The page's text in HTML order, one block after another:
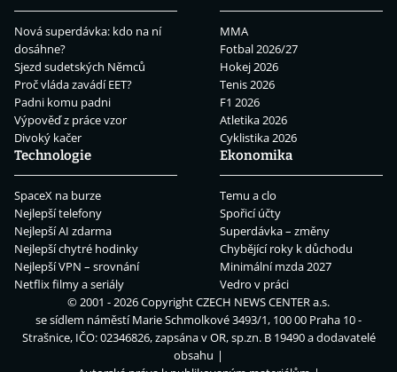
Nová superdávka: kdo na ní
dosáhne?
Sjezd sudetských Němců
Proč vláda zavádí EET?
Padni komu padni
Výpověď z práce vzor
Divoký kačer
MMA
Fotbal 2026/27
Hokej 2026
Tenis 2026
F1 2026
Atletika 2026
Cyklistika 2026
Technologie
SpaceX na burze
Nejlepší telefony
Nejlepší AI zdarma
Nejlepší chytré hodinky
Nejlepší VPN – srovnání
Netflix filmy a seriály
Ekonomika
Temu a clo
Spořicí účty
Superdávka – změny
Chybějící roky k důchodu
Minimální mzda 2027
Vedro v práci
© 2001 - 2026 CopyrightCZECH NEWS CENTER a.s.
se sídlem náměstí Marie Schmolkové 3493/1, 100 00 Praha 10 -
Strašnice, IČO: 02346826, zapsána v OR, sp.zn. B 19490 a dodavatelé
obsahu